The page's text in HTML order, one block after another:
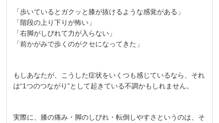
「歩いているとガクッと膝が抜けるような感覚がある」
「階段の上り下りが怖い」
「右脚がしびれて力が入らない」
「前かがみで歩くのがクセになってきた」
もしあなたが、こうした症状をいくつも感じているなら、それ
は“1つのつながり”として起きている不調かもしれません。
実際に、膝の痛み・脚のしびれ・転倒しやすさというのは、そ